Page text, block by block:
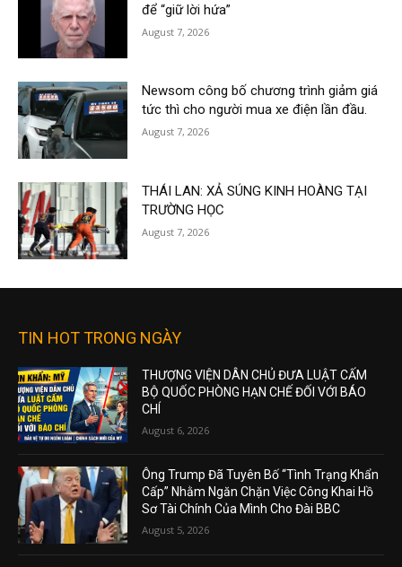
để “giữ lời hứa”
August 7, 2026
Newsom công bố chương trình giảm giá
tức thì cho người mua xe điện lần đầu.
August 7, 2026
THÁI LAN: XẢ SÚNG KINH HOÀNG TẠI
TRƯỜNG HỌC
August 7, 2026
TIN HOT TRONG NGÀY
THƯỢNG VIỆN DÂN CHỦ ĐƯA LUẬT CẤM
BỘ QUỐC PHÒNG HẠN CHẾ ĐỐI VỚI BÁO
CHÍ
August 6, 2026
Ông Trump Đã Tuyên Bố “Tình Trạng Khẩn
Cấp” Nhằm Ngăn Chặn Việc Công Khai Hồ
Sơ Tài Chính Của Mình Cho Đài BBC
August 5, 2026